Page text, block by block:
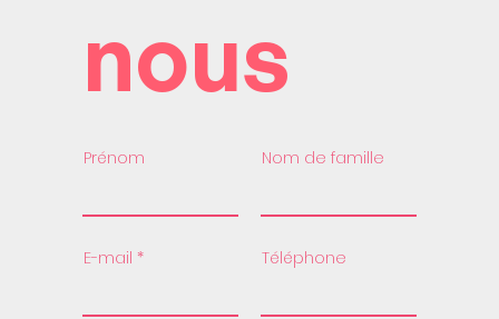
nous
Prénom Nom de famille
E-mail Téléphone